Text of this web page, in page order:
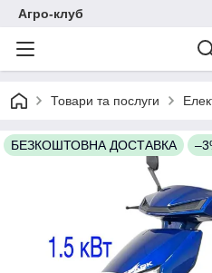
Агро-клуб
Товари та послуги
БЕЗКОШТОВНА ДОСТАВКА